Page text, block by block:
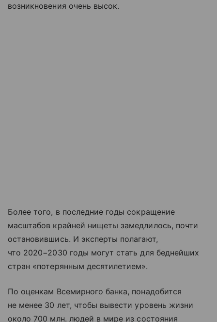
возникновения очень высок.
Более того, в последние годы сокращение
масштабов крайней нищеты замедлилось, почти
остановившись. И эксперты полагают,
что 2020−2030 годы могут стать для беднейших
стран «потерянным десятилетием».
По оценкам Всемирного банка, понадобится
не менее 30 лет, чтобы вывести уровень жизни
около 700 млн. людей в мире из состояния